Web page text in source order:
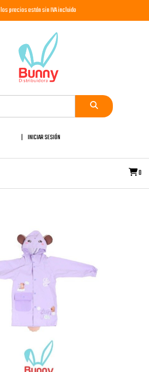
los precios están sin IVA incluido
INICIAR SESIÓN
0